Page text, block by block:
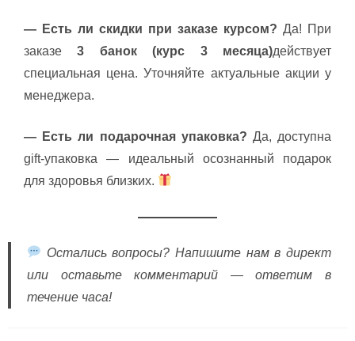
— Есть ли скидки при заказе курсом? Да! При
заказе3 банок (курс 3 месяца)действует
специальная цена. Уточняйте актуальные акции у
менеджера.
— Есть ли подарочная упаковка? Да, доступна
gift-упаковка — идеальный осознанный подарок
для здоровья близких.
Остались вопросы? Напишите нам в директ
или оставьте комментарий — ответим в
течение часа!